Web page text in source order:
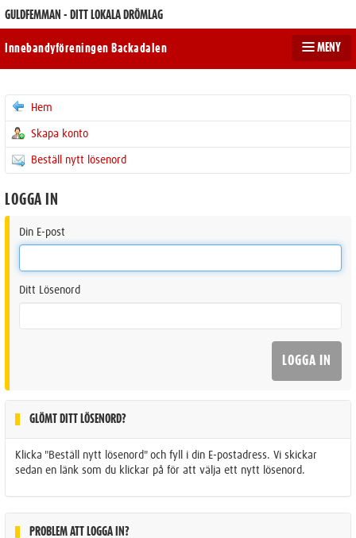
GULDFEMMAN - DITT LOKALA DRÖMLAG
Innebandyföreningen Backadalen MENY
Hem
Skapa konto
Beställ nytt lösenord
LOGGA IN
Din E-post
Ditt Lösenord
GLÖMT DITT LÖSENORD?
Klicka "Beställ nytt lösenord" och fyll i din E-postadress. Vi skickar
sedan en länk som du klickar på för att välja ett nytt lösenord.
PROBLEM ATT LOGGA IN?